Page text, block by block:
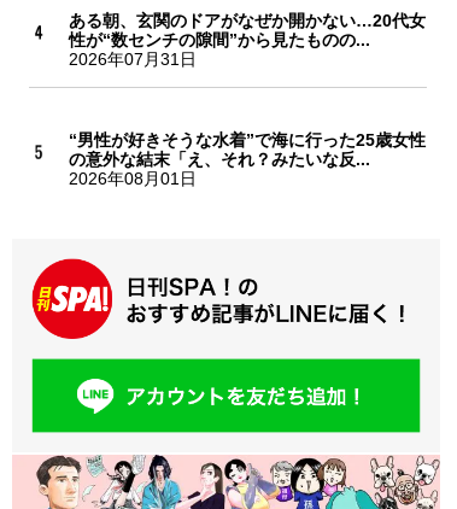
ある朝、玄関のドアがなぜか開かない…20代女
性が“数センチの隙間”から見たものの...
2026年07月31日
“男性が好きそうな水着”で海に行った25歳女性
の意外な結末「え、それ？みたいな反...
2026年08月01日